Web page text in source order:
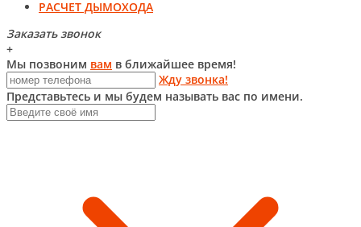
РАСЧЕТ ДЫМОХОДА
Заказать звонок
+
Мы позвоним вам в ближайшее время!
Жду звонка!
Представьтесь и мы будем называть вас по имени.